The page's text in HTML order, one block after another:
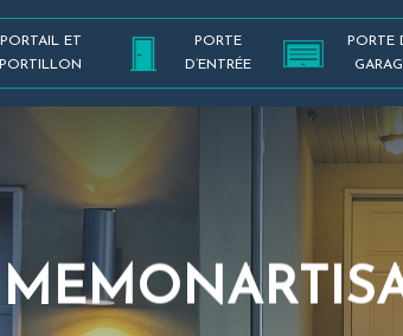
PORTAIL ET
PORTILLON
PORTE
D’ENTRÉE
PORTE